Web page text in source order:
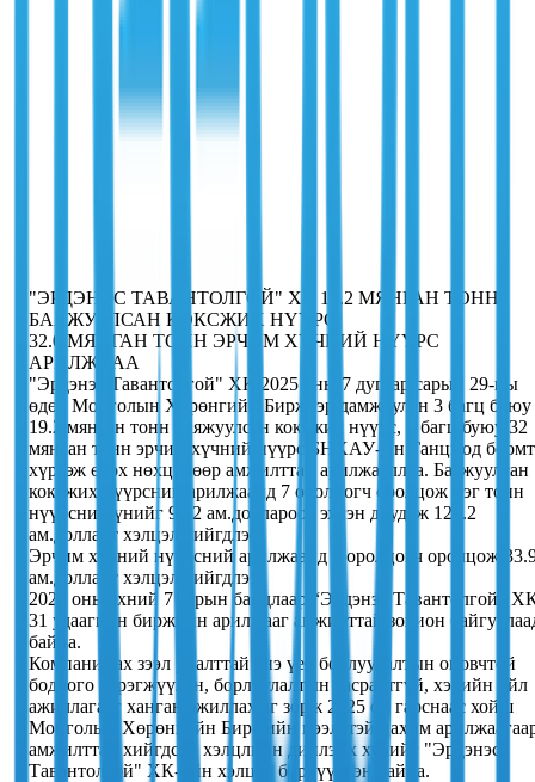
"ЭРДЭНЭС ТАВАНТОЛГОЙ" ХК 19.2 МЯНГАН ТОНН
БАЯЖУУЛСАН КОКСЖИХ НҮҮРС,
32.0 МЯНГАН ТОНН ЭРЧИМ ХҮЧНИЙ НҮҮРС
АРИЛЖЛАА
"Эрдэнэс Тавантолгой" ХК 2025 оны 7 дугаар сарын 29-ны
өдөр Монголын Хөрөнгийн Биржээр дамжуулан 3 багц буюу
19.2 мянган тонн Баяжуулсан коксжих нүүрс, 5 багц буюу 32
мянган тонн эрчим хүчний нүүрс БНХАУ-ын Ганцмод боомт
хүргэж өгөх нөхцөлөөр амжилттай арилжааллаа. Баяжуулсан
коксжих нүүрсний арилжаанд 7 оролцогч оролцож нэг тонн
нүүрсний үнийг 98.2 ам.доллароос эхлэн дуудаж 122.2
ам.долларт хэлцэл хийгдлээ.
Эрчим хүчний нүүрсний арилжаанд 1 оролцогч оролцож
ам.долларт хэлцэл хийгдлээ.
2025 оны эхний 7 сарын байдлаар “Эрдэнэс Тавантолгой”
31 удаагийн биржийн арилжааг амжилттай зохион
байна.
Компани зах зээл уналттай энэ үед борлуулалтын оновчтой
бодлого хэрэгжүүлэн, борлуулалтын тасралтгүй, хэвийн үйл
ажиллагааг ханган ажиллахыг зорж 2025 он гарснаас хойш
Монголын Хөрөнгийн Биржийн нээлттэй цахим
амжилттай хийгдсэн хэлцлийн дийлэнх хувийг "Эрдэнэс
Тавантолгой" ХК-ийн хэлцэл бүрдүүлсэн байна.